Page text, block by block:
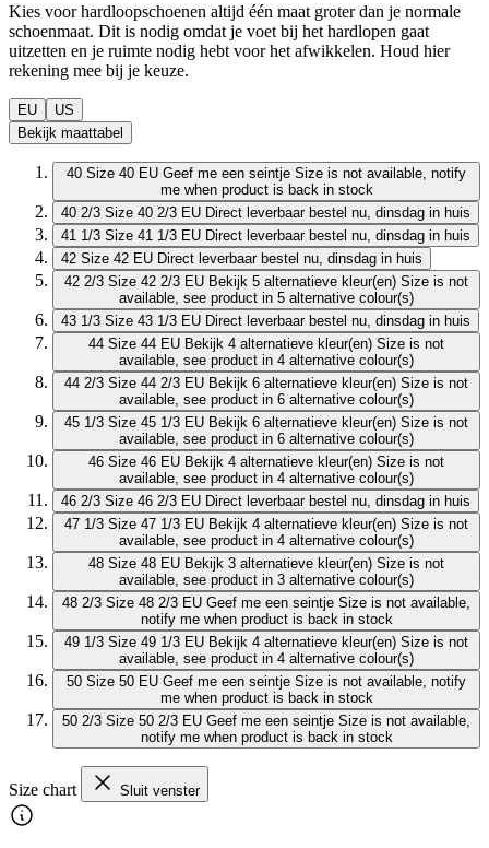
Kies voor hardloopschoenen altijd één maat groter dan je normale
schoenmaat. Dit is nodig omdat je voet bij het hardlopen gaat
uitzetten en je ruimte nodig hebt voor het afwikkelen. Houd hier
rekening mee bij je keuze.
EU
US
Bekijk maattabel
40 Size 40 EU Geef me een seintje Size is not available, notify
me when product is back in stock
40 2/3 Size 40 2/3 EU Direct leverbaar bestel nu, dinsdag in huis
41 1/3 Size 41 1/3 EU Direct leverbaar bestel nu, dinsdag in huis
42 Size 42 EU Direct leverbaar bestel nu, dinsdag in huis
42 2/3 Size 42 2/3 EU Bekijk 5 alternatieve kleur(en) Size is not
available, see product in 5 alternative colour(s)
43 1/3 Size 43 1/3 EU Direct leverbaar bestel nu, dinsdag in huis
44 Size 44 EU Bekijk 4 alternatieve kleur(en) Size is not
available, see product in 4 alternative colour(s)
44 2/3 Size 44 2/3 EU Bekijk 6 alternatieve kleur(en) Size is not
available, see product in 6 alternative colour(s)
45 1/3 Size 45 1/3 EU Bekijk 6 alternatieve kleur(en) Size is not
available, see product in 6 alternative colour(s)
46 Size 46 EU Bekijk 4 alternatieve kleur(en) Size is not
available, see product in 4 alternative colour(s)
46 2/3 Size 46 2/3 EU Direct leverbaar bestel nu, dinsdag in huis
47 1/3 Size 47 1/3 EU Bekijk 4 alternatieve kleur(en) Size is not
available, see product in 4 alternative colour(s)
48 Size 48 EU Bekijk 3 alternatieve kleur(en) Size is not
available, see product in 3 alternative colour(s)
48 2/3 Size 48 2/3 EU Geef me een seintje Size is not available,
notify me when product is back in stock
49 1/3 Size 49 1/3 EU Bekijk 4 alternatieve kleur(en) Size is not
available, see product in 4 alternative colour(s)
50 Size 50 EU Geef me een seintje Size is not available, notify
me when product is back in stock
50 2/3 Size 50 2/3 EU Geef me een seintje Size is not available,
notify me when product is back in stock
Size chart Sluit venster